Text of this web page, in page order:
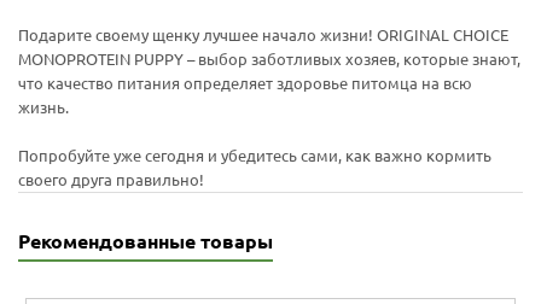
Подарите своему щенку лучшее начало жизни! ORIGINAL CHOICE
MONOPROTEIN PUPPY – выбор заботливых хозяев, которые знают,
что качество питания определяет здоровье питомца на всю
жизнь.
Попробуйте уже сегодня и убедитесь сами, как важно кормить
своего друга правильно!
Рекомендованные товары